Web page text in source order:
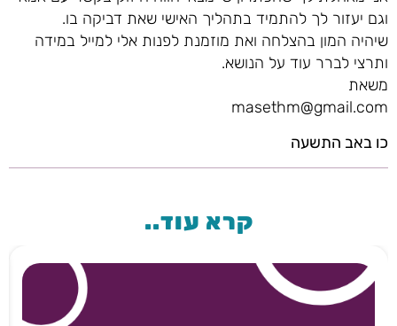
וגם יעזור לך להתמיד בתהליך האישי שאת דביקה בו.
שיהיה המון בהצלחה ואת מוזמנת לפנות אלי למייל במידה
ותרצי לברר עוד על הנושא.
משאת
masethm@gmail.com
כו באב התשעה
קרא עוד..